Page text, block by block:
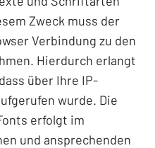
Zweck muss der
Verbindung zu den
Hierdurch erlangt
über Ihre IP-
wurde. Die
erfolgt im
und ansprechenden